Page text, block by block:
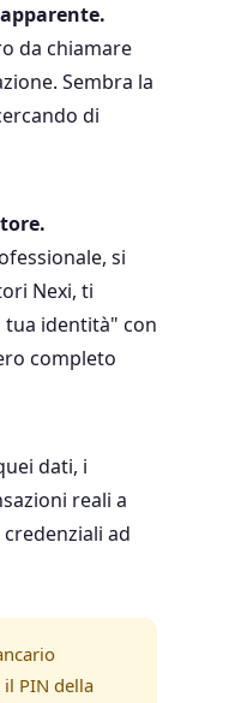
da chiamare
Sembra la
di
si
Nexi, ti
identità" con
completo
dati, i
reali a
ad
PIN della